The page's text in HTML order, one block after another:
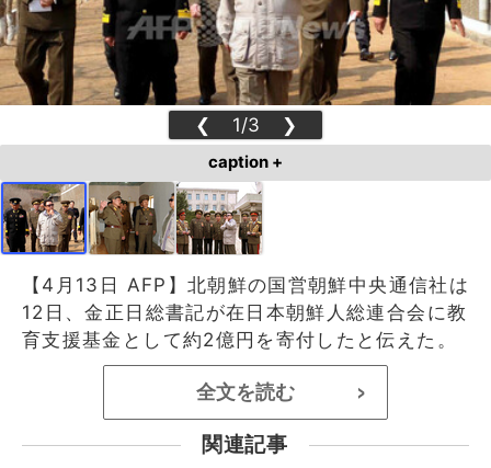
❮ 1/3 ❯
caption +
【4月13日 AFP】北朝鮮の国営朝鮮中央通信社は
12日、金正日総書記が在日本朝鮮人総連合会に教
育支援基金として約2億円を寄付したと伝えた。
全文を読む >
関連記事